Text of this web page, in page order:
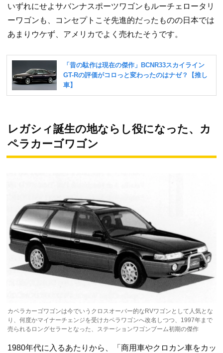
いずれにせよサバンナスポーツワゴンもルーチェロータリ
ーワゴンも、コンセプトこそ先進的だったものの日本では
あまりウケず、アメリカでよく売れたそうです。
レガシィ誕生の地ならし役になった、カ
ペラカーゴワゴン
カペラカーゴワゴンは今でいうクロスオーバー的なRVワゴンとして人気とな
り、何度かマイナーチェンジを受けカペラワゴンへ改名しつつ、1997年まで
売られるロングセラーとなった、ステーションワゴンブーム初期の傑作
1980年代に入るあたりから、「商用車やクロカン車をカッ